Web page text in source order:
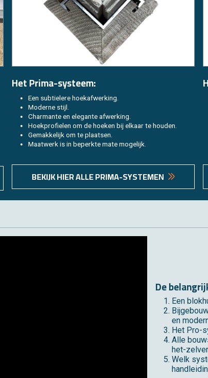
Het Prima-sys­teem:
Een sub­tie­le­re hoekaf­wer­king.
Mo­der­ne stijl.
Char­man­te en ele­gan­te af­wer­king.
Hoek­pro­fie­len om de hoe­ken bij el­kaar te hou­den.
Ge­mak­ke­lijk om te plaat­sen.
Maat­werk is in be­perk­te mate mo­ge­lijk.
BE­KIJK HIER ALLE PRIMA-SYS­TE­MEN
De
Een
en
Het Pro-
Alle
het-
Welk